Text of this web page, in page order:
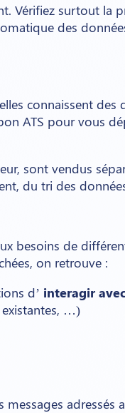
Vérifiez surtout la
des
connaissent
ATS pour vous
sont vendus
du tri des
besoins de
on retrouve :
d’ interagir
existantes, …)
adressés